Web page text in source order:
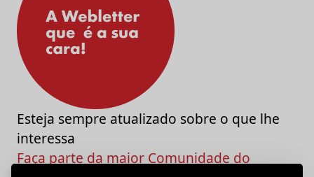
Esteja sempre atualizado sobre o que lhe
interessa
Faça parte da maior Comunidade do